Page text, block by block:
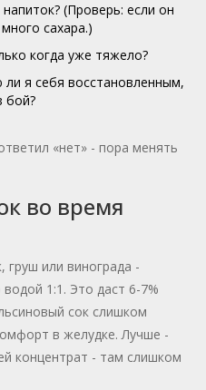
(Проверь: если он
сахара.)
когда уже тяжело?
ли я себя восстановленным,
бой?
«нет» - пора менять
во время
или винограда -
1:1. Это даст 6-7%
сок слишком
в желудке. Лучше -
концентрат - там слишком